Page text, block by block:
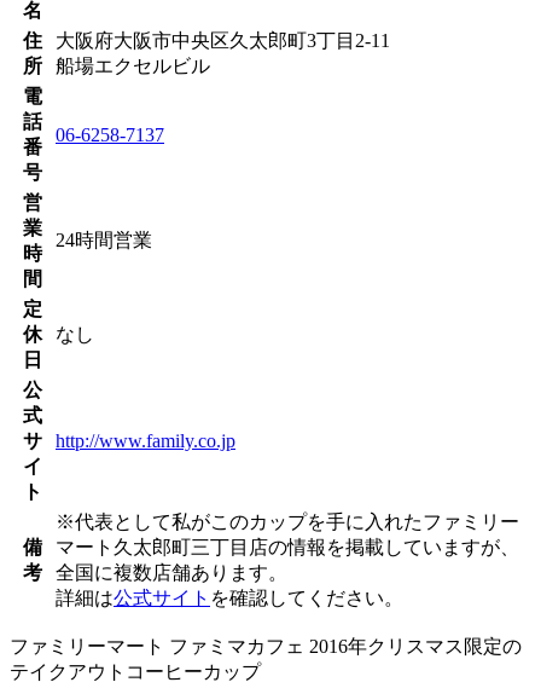
名
住
所
大阪府大阪市中央区久太郎町3丁目2-11
船場エクセルビル
電
話
番
号
06-6258-7137
営
業
時
間
24時間営業
定
休
日
なし
公
式
サ
イ
ト
http://www.family.co.jp
備
考
※代表として私がこのカップを手に入れたファミリー
マート久太郎町三丁目店の情報を掲載していますが、
全国に複数店舗あります。
詳細は公式サイト を確認してください。
ファミリーマート ファミマカフェ 2016年クリスマス限定の
テイクアウトコーヒーカップ